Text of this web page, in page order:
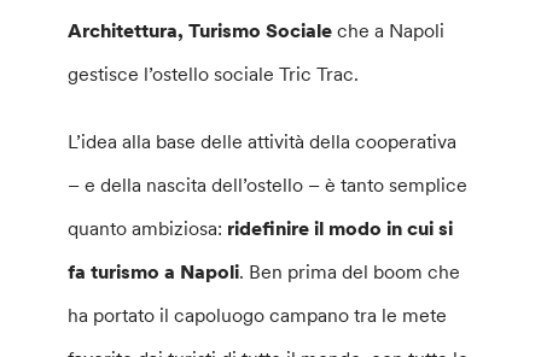
Architettura, Turismo Sociale che a Napoli
gestisce l’ostello sociale Tric Trac.
L’idea alla base delle attività della cooperativa
– e della nascita dell’ostello – è tanto semplice
quanto ambiziosa: ridefinire il modo in cui si
fa turismo a Napoli. Ben prima del boom che
ha portato il capoluogo campano tra le mete